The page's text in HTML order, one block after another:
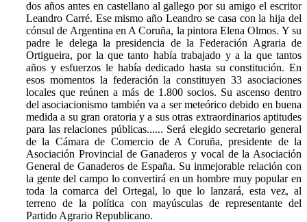
dos años antes en castellano al gallego por su amigo el escritor
Leandro Carré. Ese mismo año Leandro se casa con la hija del
cónsul de Argentina en A Coruña, la pintora Elena Olmos. Y su
padre le delega la presidencia de la Federación Agraria de
Ortigueira, por la que tanto había trabajado y a la que tantos
años y esfuerzos le había dedicado hasta su constitución. En
esos momentos la federación la constituyen 33 asociaciones
locales que reúnen a más de 1.800 socios. Su ascenso dentro
del asociacionismo también va a ser meteórico debido en buena
medida a su gran oratoria y a sus otras extraordinarios aptitudes
para las relaciones públicas...... Será elegido secretario general
de la Cámara de Comercio de A Coruña, presidente de la
Asociación Provincial de Ganaderos y vocal de la Asociación
General de Ganaderos de España. Su inmejorable relación con
la gente del campo lo convertirá en un hombre muy popular en
toda la comarca del Ortegal, lo que lo lanzará, esta vez, al
terreno de la política con mayúsculas de representante del
Partido Agrario Republicano.